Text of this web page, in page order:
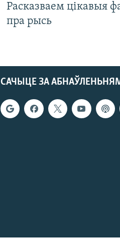
Расказваем цікавыя
пра рысь
САЧЫЦЕ ЗА